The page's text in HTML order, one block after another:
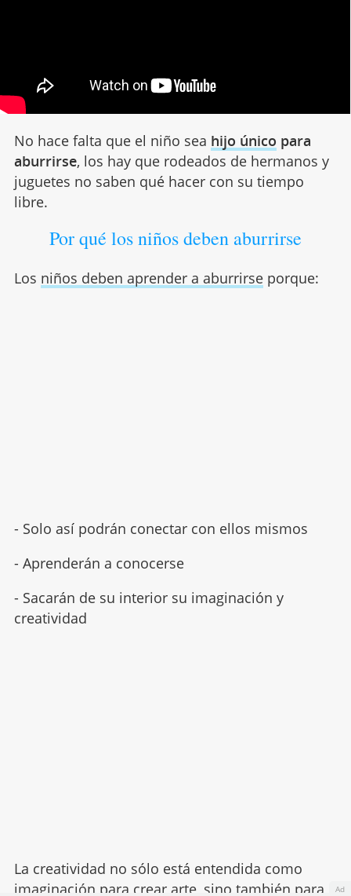
No hace falta que el niño sea hijo único para
aburrirse, los hay que rodeados de hermanos y
juguetes no saben qué hacer con su tiempo
libre.
Por qué los niños deben aburrirse
Los niños deben aprender a aburrirseporque:
- Solo así podrán conectar con ellos mismos
- Aprenderán a conocerse
- Sacarán de su interior su imaginación y
creatividad
La creatividad no sólo está entendida como
imaginación para crear arte, sino también para
Ad